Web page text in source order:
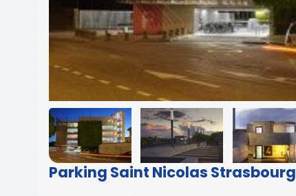
Parking Saint Nicolas Strasbourg